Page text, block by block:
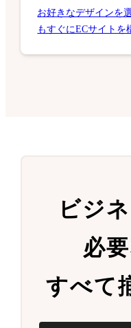
お好きなデザインを
もすぐにECサイトを
ビジ
必
すべて